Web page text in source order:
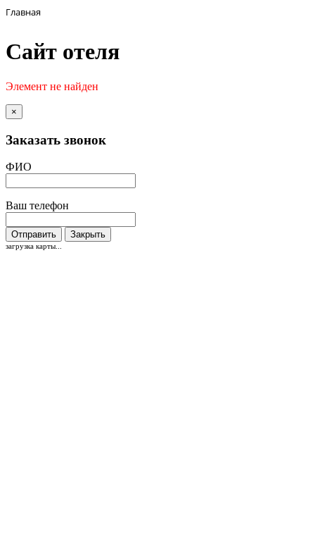
Главная
Сайт отеля
Элемент не найден
×
Заказать звонок
ФИО
Ваш телефон
Отправить Закрыть
загрузка карты...